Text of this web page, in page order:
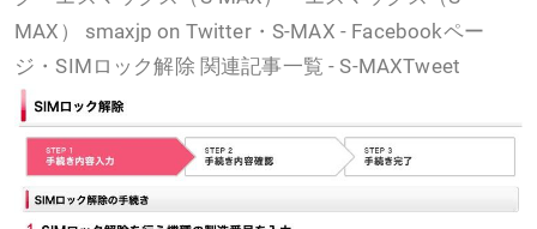
MAX） smaxjp on Twitter・S-MAX - Facebookペー
ジ・SIMロック解除 関連記事一覧 - S-MAXTweet